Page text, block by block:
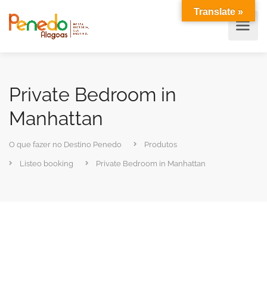
Private Bedroom in
Manhattan
O que fazer no Destino Penedo Produtos
Listeo booking Private Bedroom in Manhattan
Translate »